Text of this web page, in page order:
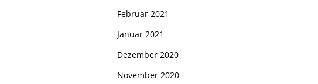
Februar 2021
Januar 2021
Dezember 2020
November 2020